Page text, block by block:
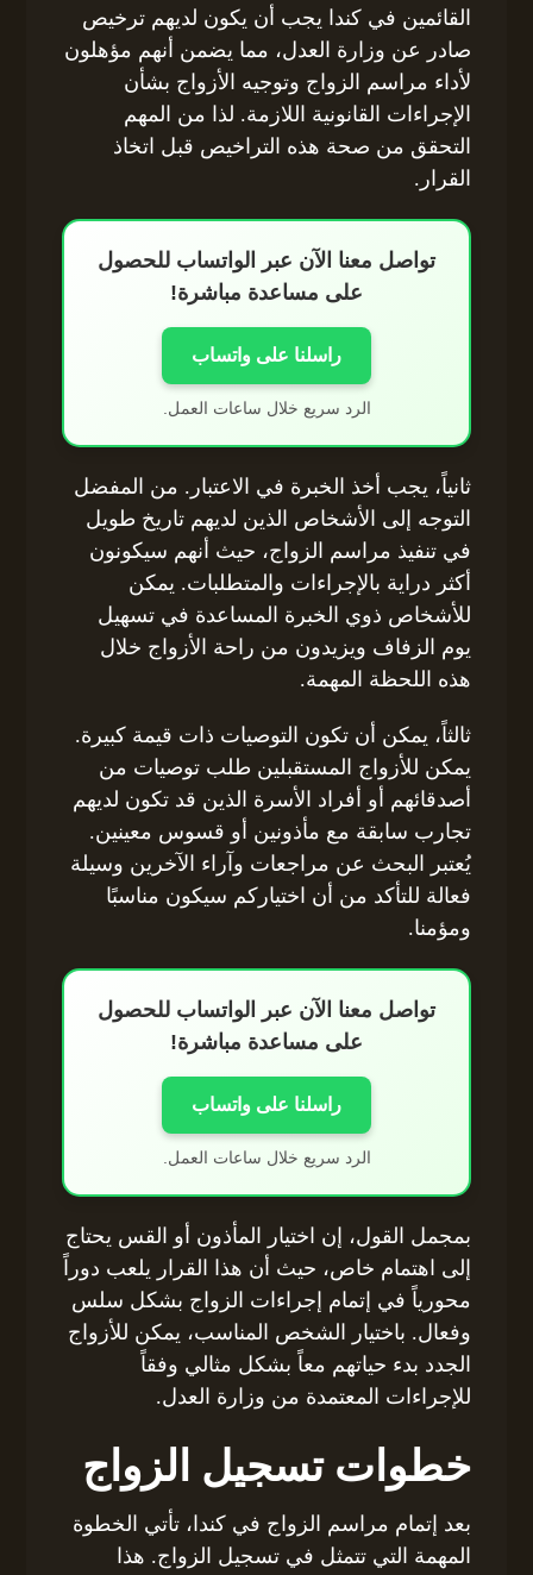
القائمين في كندا يجب أن يكون لديهم ترخيص
صادر عن وزارة العدل، مما يضمن أنهم مؤهلون
لأداء مراسم الزواج وتوجيه الأزواج بشأن
الإجراءات القانونية اللازمة. لذا من المهم
التحقق من صحة هذه التراخيص قبل اتخاذ
القرار.
تواصل معنا الآن عبر الواتساب للحصول
على مساعدة مباشرة!
راسلنا على واتساب
الرد سريع خلال ساعات العمل.
ثانياً، يجب أخذ الخبرة في الاعتبار. من المفضل
التوجه إلى الأشخاص الذين لديهم تاريخ طويل
في تنفيذ مراسم الزواج، حيث أنهم سيكونون
أكثر دراية بالإجراءات والمتطلبات. يمكن
للأشخاص ذوي الخبرة المساعدة في تسهيل
يوم الزفاف ويزيدون من راحة الأزواج خلال
هذه اللحظة المهمة.
ثالثاً، يمكن أن تكون التوصيات ذات قيمة كبيرة.
يمكن للأزواج المستقبلين طلب توصيات من
أصدقائهم أو أفراد الأسرة الذين قد تكون لديهم
تجارب سابقة مع مأذونين أو قسوس معينين.
يُعتبر البحث عن مراجعات وآراء الآخرين وسيلة
فعالة للتأكد من أن اختياركم سيكون مناسبًا
ومؤمنا.
تواصل معنا الآن عبر الواتساب للحصول
على مساعدة مباشرة!
راسلنا على واتساب
الرد سريع خلال ساعات العمل.
بمجمل القول، إن اختيار المأذون أو القس يحتاج
إلى اهتمام خاص، حيث أن هذا القرار يلعب دوراً
محورياً في إتمام إجراءات الزواج بشكل سلس
وفعال. باختيار الشخص المناسب، يمكن للأزواج
الجدد بدء حياتهم معاً بشكل مثالي وفقاً
للإجراءات المعتمدة من وزارة العدل.
خطوات تسجيل الزواج
بعد إتمام مراسم الزواج في كندا، تأتي الخطوة
المهمة التي تتمثل في تسجيل الزواج. هذا